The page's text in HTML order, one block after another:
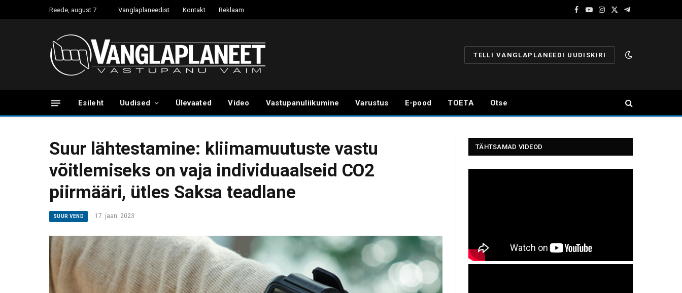
Reede, august 7 Vanglaplaneedist Kontakt Reklaam
Facebook
YouTube
Instagram
X
Telegram
TELLI VANGLAPLANEEDI UUDISKIRI
Esileht Uudised Ülevaated Video Vastupanuliikumine Varustus E-pood TOETA Otse
Suur lähtestamine: kliimamuutuste vastu
võitlemiseks on vaja individuaalseid CO2
piirmääri, ütles Saksa teadlane
SUUR VEND 17. jaan. 2023
TÄHTSAMAD VIDEOD